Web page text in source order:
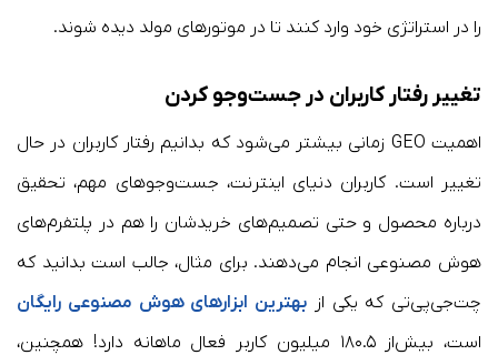
را در استراتژی خود وارد کنند تا در موتورهای مولد دیده شوند.
تغییر رفتار کاربران در جست‌وجو کردن
اهمیت GEO زمانی بیشتر می‌شود که بدانیم رفتار کاربران در حال
تغییر است. کاربران دنیای اینترنت، جست‌وجوهای مهم، تحقیق
درباره محصول و حتی تصمیم‌های خریدشان را هم در پلتفرم‌های
هوش مصنوعی انجام می‌دهند. برای مثال، جالب است بدانید که
چت‌جی‌پی‌تی که یکی از بهترین ابزارهای هوش مصنوعی رایگان
است، بیش‌از ۱۸۰.۵ میلیون کاربر فعال ماهانه دارد! همچنین،